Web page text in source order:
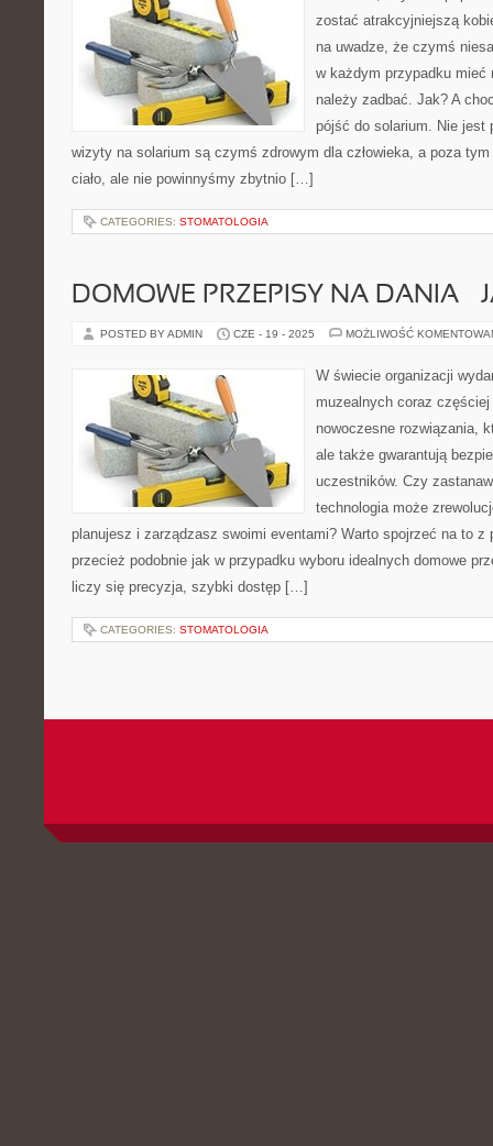
zostać atrakcyjniejszą
na uwadze, że czymś
w każdym przypadku mieć
należy zadbać. Jak? A
pójść do solarium. Nie jest
wizyty na solarium są czymś zdrowym dla człowieka, a poza
ciało, ale nie powinnyśmy zbytnio […]
CATEGORIES: STOMATOLOGIA
DOMOWE PRZEPISY NA DANIA –
POSTED BY ADMIN CZE - 19 - 2025 MOŻLIWOŚĆ
W świecie organizacji
muzealnych coraz
nowoczesne rozwiązania,
ale także gwarantują
uczestników. Czy
technologia może
planujesz i zarządzasz swoimi eventami? Warto spojrzeć na to z
przecież podobnie jak w przypadku wyboru idealnych domowe
liczy się precyzja, szybki dostęp […]
CATEGORIES: STOMATOLOGIA